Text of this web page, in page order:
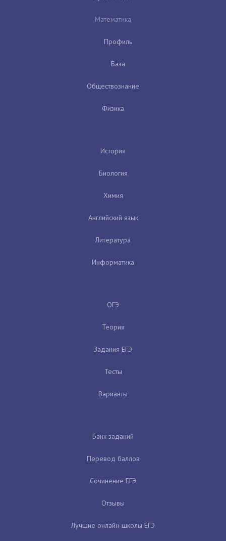
Математика
Профиль
База
Обществознание
Физика
История
Биология
Химия
Английский язык
Литература
Информатика
ОГЭ
Теория
Задания ЕГЭ
Тесты
Варианты
Банк заданий
Перевод баллов
Сочинение ЕГЭ
Отзывы
Лучшие онлайн-школы ЕГЭ